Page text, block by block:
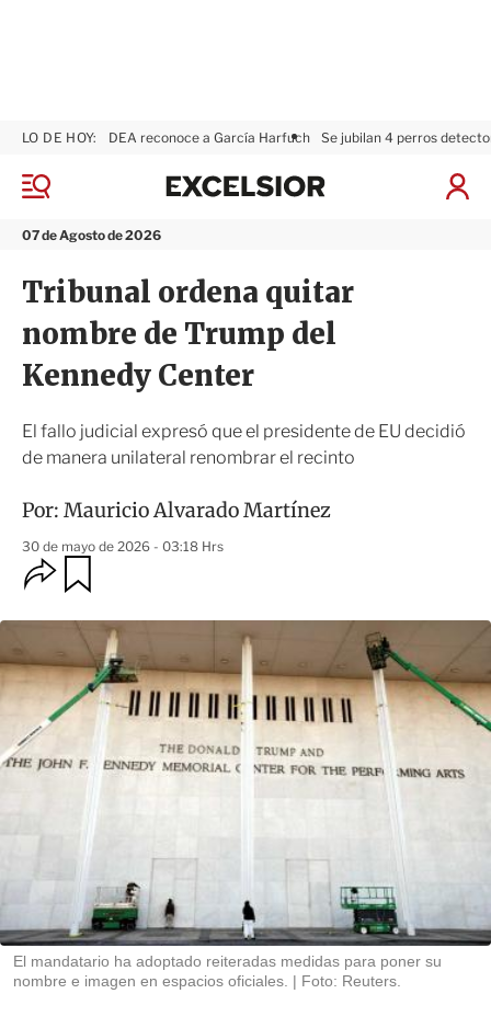
M
n
07 de Agosto de 2026
LO DE HOY: DEA reconoce a García Harfuch Se jubilan 4 perros
I
ó
n
x
i
o
r
Tribunal ordena quitar
nombre de Trump del
Kennedy Center
El fallo judicial expresó que el presidente de EU decidió
de manera unilateral renombrar el recinto
Por: Mauricio Alvarado Martínez
30 de mayo de 2026 - 03:18 Hrs
O
p
i
o
n
e
s
e
c
t
r
r
a
r
El mandatario ha adoptado reiteradas medidas para poner su
nombre e imagen en espacios oficiales.
Foto: Reuters.